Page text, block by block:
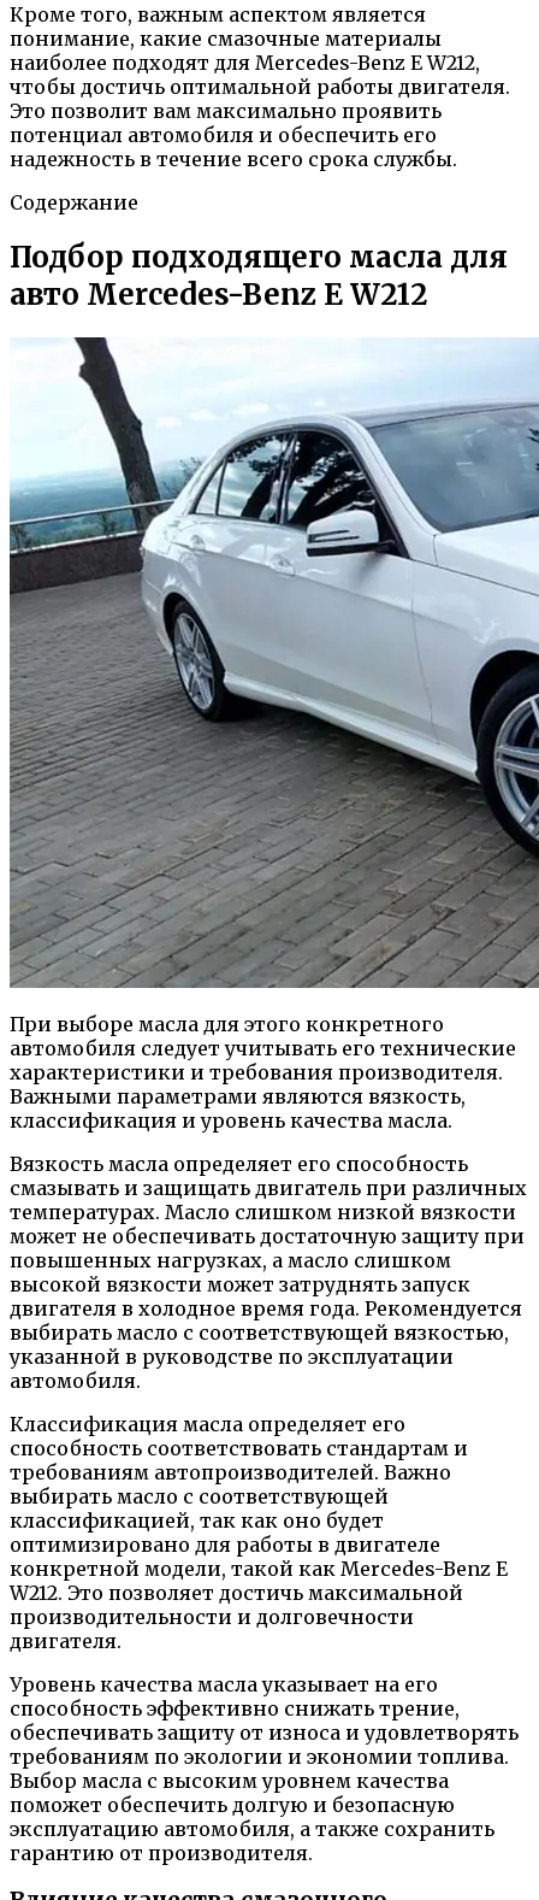
Кроме того, важным аспектом является
понимание, какие смазочные материалы
наиболее подходят для Mercedes-Benz E W212,
чтобы достичь оптимальной работы двигателя.
Это позволит вам максимально проявить
потенциал автомобиля и обеспечить его
надежность в течение всего срока службы.
Содержание
Подбор подходящего масла для
авто Mercedes-Benz E W212
При выборе масла для этого конкретного
автомобиля следует учитывать его технические
характеристики и требования производителя.
Важными параметрами являются вязкость,
классификация и уровень качества масла.
Вязкость масла определяет его способность
смазывать и защищать двигатель при различных
температурах. Масло слишком низкой вязкости
может не обеспечивать достаточную защиту при
повышенных нагрузках, а масло слишком
высокой вязкости может затруднять запуск
двигателя в холодное время года. Рекомендуется
выбирать масло с соответствующей вязкостью,
указанной в руководстве по эксплуатации
автомобиля.
Классификация масла определяет его
способность соответствовать стандартам и
требованиям автопроизводителей. Важно
выбирать масло с соответствующей
классификацией, так как оно будет
оптимизировано для работы в двигателе
конкретной модели, такой как Mercedes-Benz E
W212. Это позволяет достичь максимальной
производительности и долговечности
двигателя.
Уровень качества масла указывает на его
способность эффективно снижать трение,
обеспечивать защиту от износа и удовлетворять
требованиям по экологии и экономии топлива.
Выбор масла с высоким уровнем качества
поможет обеспечить долгую и безопасную
эксплуатацию автомобиля, а также сохранить
гарантию от производителя.